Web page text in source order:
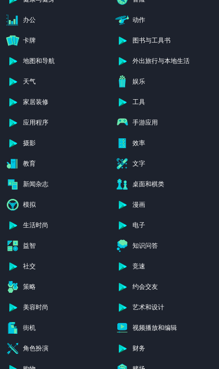
健康与健身 冒险
办公 动作
卡牌 图书与工具书
地图和导航 外出旅行与本地生活
天气 娱乐
家居装修 工具
应用程序 手游应用
摄影 效率
教育 文字
新闻杂志 桌面和棋类
模拟 漫画
生活时尚 电子
益智 知识问答
社交 竞速
策略 约会交友
美容时尚 艺术和设计
街机 视频播放和编辑
角色扮演 财务